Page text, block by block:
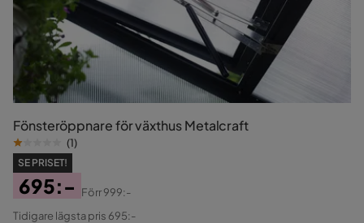
Fönsteröppnare för växthus Metalcraft
(1)
SE PRISET!
Pris
695:-
Original
Förr999:-
Tidigare lägsta pris 695:-